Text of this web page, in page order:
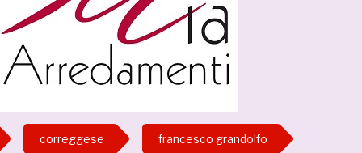
correggese francesco grandolfo